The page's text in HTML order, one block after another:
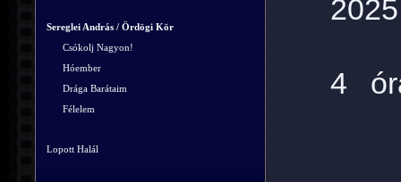
Sereglei András / Ördögi Kör
Csókolj Nagyon!
Hóember
Drága Barátaim
Félelem
Lopott Halál
4